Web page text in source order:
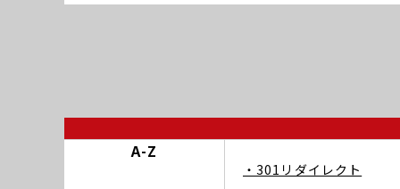
A-Z
・301リダイレクト